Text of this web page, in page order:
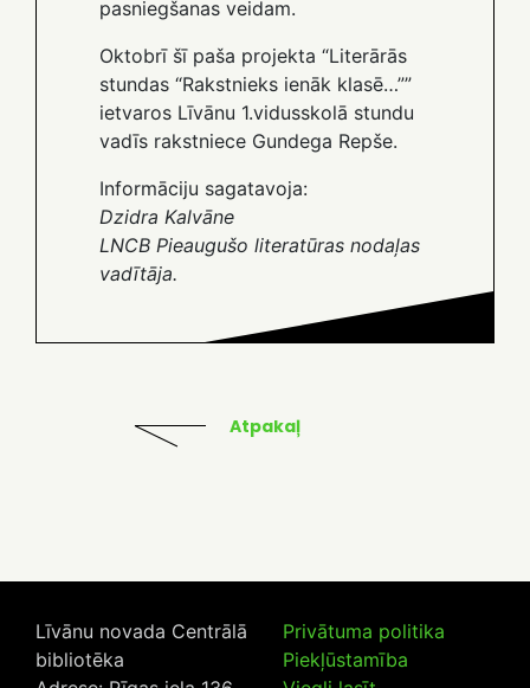
pasniegšanas veidam.
Oktobrī šī paša projekta “Literārās
stundas “Rakstnieks ienāk klasē…””
ietvaros Līvānu 1.vidusskolā stundu
vadīs rakstniece Gundega Repše.
Informāciju sagatavoja:
Dzidra Kalvāne
LNCB Pieaugušo literatūras nodaļas
vadītāja.
Atpakaļ
Līvānu novada Centrālā
bibliotēka
Privātuma politika
Piekļūstamība